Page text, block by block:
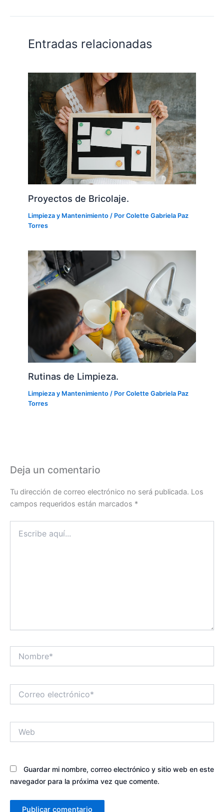
Entradas relacionadas
Proyectos de Bricolaje.
Limpieza y Mantenimiento / PorColette Gabriela Paz
Torres
Rutinas de Limpieza.
Limpieza y Mantenimiento / PorColette Gabriela Paz
Torres
Deja un comentario
Tu dirección de correo electrónico no será publicada. Los
campos requeridos están marcados *
aquí...
electrónico*
Guardar mi nombre, correo electrónico y sitio web en este
navegador para la próxima vez que comente.